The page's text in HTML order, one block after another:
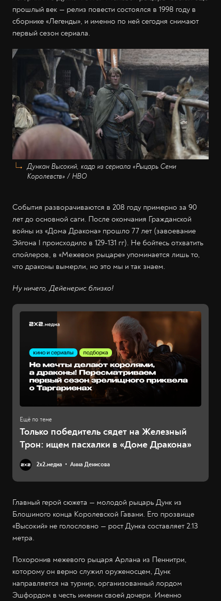
прошлый век — релиз повести состоялся в 1998 году в
сборнике «Легенды», и именно по ней сегодня снимают
первый сезон сериала.
Дункан Высокий, кадр из сериала «Рыцарь Семи
Королевств» / HBO
События разворачиваются в 208 году примерно за 90
лет до основной саги. После окончания Гражданской
войны из «Дома Дракона» прошло 77 лет (завоевание
Эйгона I происходило в 129-131 гг). Не бойтесь отхватить
спойлеров, в «Межевом рыцаре» упоминается лишь то,
что драконы вымерли, но это мы и так знаем.
Ну ничего, Дейенерис близко!
Только победитель сядет на Железный
Трон: ищем пасхалки в «Доме Дракона»
2х2.медиа Анна Денисова
Главный герой сюжета — молодой рыцарь Дунк из
Блошиного конца Королевской Гавани. Его прозвище
«Высокий» не голословно — рост Дунка составляет 2.13
метра.
Похоронив межевого рыцаря Арлана из Пеннитри,
которому он верно служил оруженосцем, Дунк
направляется на турнир, организованный лордом
Эшфордом в честь именин своей дочери. Именно